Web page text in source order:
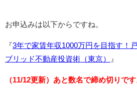
お申込みは以下からですね。
『3年で家賃年収1000万円を目指す！
ブリッド不動産投資術（東京）
』
（11/12更新）あと数名で締め切りです